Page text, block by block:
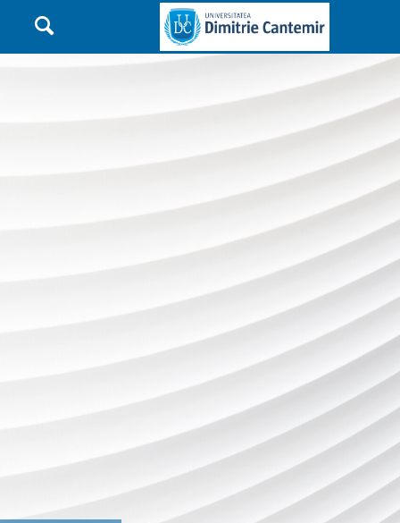

Main Navigation